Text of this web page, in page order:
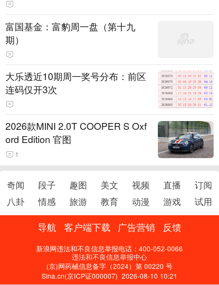
富国基金：富豹周一盘（第十九
期）
大乐透近10期周一奖号分布：前区
连码仅开3次
2026款MINI 2.0T COOPER S Oxf
ord Edition 官图
1
奇闻 段子 趣图 美文 视频 直播
订阅
八卦
情感 旅游 教育 动漫 游戏 试用
导航 客户端下载 广告营销 反馈
新浪网违法和不良信息举报电话：400-052-0066
违法和不良信息举报中心
(京)网药械信息备字（2024）第 00220 号
Sina.cn(京ICP证000007) 2026-08-10 10:21